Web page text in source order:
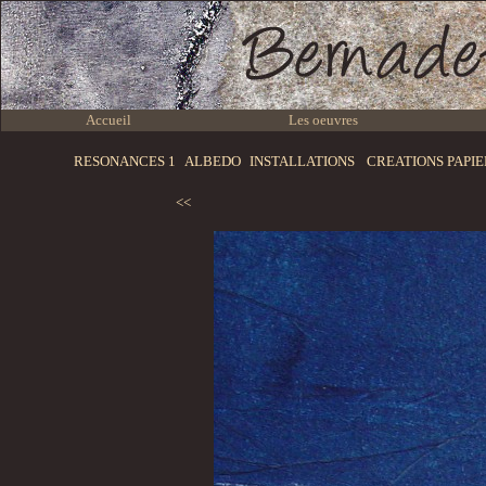
Accueil Les oeuvres
RESONANCES 1 ALBEDO INSTALLATIONS CREATIONS
<<